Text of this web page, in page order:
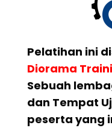
Pelatihan ini
Diorama
Sebuah
dan Tempat
peserta yang